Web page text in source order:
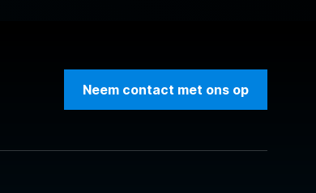
Neem contact met ons op